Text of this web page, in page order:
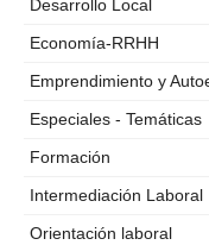
Desarrollo Local
Economía-RRHH
Emprendimiento y
Especiales - Temáticas
Formación
Intermediación Laboral
Orientación laboral